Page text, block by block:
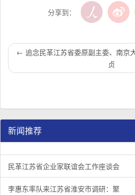
分享到：
← 追念民革江苏省委原副主委、南京
贞
新闻推荐
民革江苏省企业家联谊会工作座
1/3 李惠东率队来江苏省淮安市调研
2/3 民革江苏省委召开“主题教育活动
3/3
民革江苏省企业家联谊会工作座谈会
李惠东率队来江苏省淮安市调研：聚